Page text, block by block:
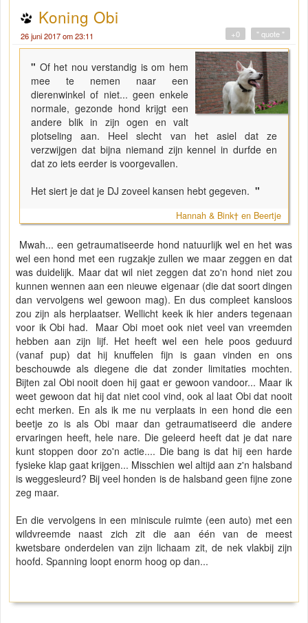
Koning Obi
26 juni 2017 om 23:11 " quote "
+0
" Of het nou verstandig is om hem
mee te nemen naar een
dierenwinkel of niet... geen enkele
normale, gezonde hond krijgt een
andere blik in zijn ogen en valt
plotseling aan. Heel slecht van het asiel dat ze
verzwijgen dat bijna niemand zijn kennel in durfde en
dat zo iets eerder is voorgevallen.
Het siert je dat je DJ zoveel kansen hebt gegeven. "
Hannah & Bink† en Beertje
Mwah... een getraumatiseerde hond natuurlijk wel en het was
wel een hond met een rugzakje zullen we maar zeggen en dat
was duidelijk. Maar dat wil niet zeggen dat zo'n hond niet zou
kunnen wennen aan een nieuwe eigenaar (die dat soort dingen
dan vervolgens wel gewoon mag). En dus compleet kansloos
zou zijn als herplaatser. Wellicht keek ik hier anders tegenaan
voor ik Obi had. Maar Obi moet ook niet veel van vreemden
hebben aan zijn lijf. Het heeft wel een hele poos geduurd
(vanaf pup) dat hij knuffelen fijn is gaan vinden en ons
beschouwde als diegene die dat zonder limitaties mochten.
Bijten zal Obi nooit doen hij gaat er gewoon vandoor... Maar ik
weet gewoon dat hij dat niet cool vind, ook al laat Obi dat nooit
echt merken. En als ik me nu verplaats in een hond die een
beetje zo is als Obi maar dan getraumatiseerd die andere
ervaringen heeft, hele nare. Die geleerd heeft dat je dat nare
kunt stoppen door zo'n actie.... Die bang is dat hij een harde
fysieke klap gaat krijgen... Misschien wel altijd aan z'n halsband
is weggesleurd? Bij veel honden is de halsband geen fijne zone
zeg maar.
En die vervolgens in een miniscule ruimte (een auto) met een
wildvreemde naast zich zit die aan één van de meest
kwetsbare onderdelen van zijn lichaam zit, de nek vlakbij zijn
hoofd. Spanning loopt enorm hoog op dan...